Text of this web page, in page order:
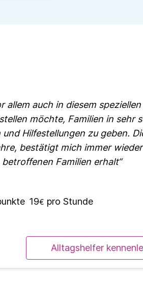
allem auch in diesem
möchte, Familien in sehr
Hilfestellungen zu geben.
bestätigt mich immer
Familien erhalt
19€ pro Stunde
Alltagshelfer